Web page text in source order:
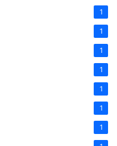
1
1
1
1
1
1
1